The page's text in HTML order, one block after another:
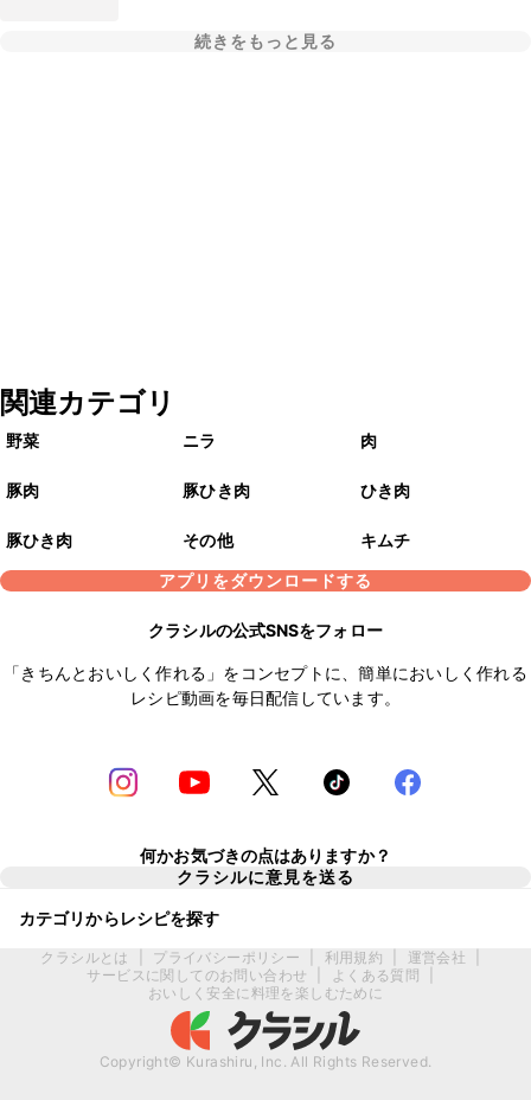
続きをもっと見る
関連カテゴリ
野菜 ニラ 肉
豚肉 豚ひき肉 ひき肉
豚ひき肉 その他
キムチ
アプリをダウンロードする
クラシルの公式SNSをフォロー
「きちんとおいしく作れる」をコンセプトに、簡単においしく作れる
レシピ動画を毎日配信しています。
何かお気づきの点はありますか？
クラシルに意見を送る
カテゴリからレシピを探す
クラシルとは プライバシーポリシー 利用規約 運営会社
サービスに関してのお問い合わせ
よくある質問
おいしく安全に料理を楽しむために
Copyright© Kurashiru, Inc. All Rights Reserved.